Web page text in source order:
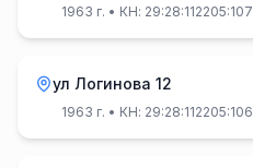
1963 г. • КН: 29:28:112205:107
ул Логинова 12
1963 г. • КН: 29:28:112205:106